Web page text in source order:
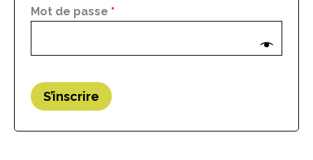
Mot de passe *
S’inscrire